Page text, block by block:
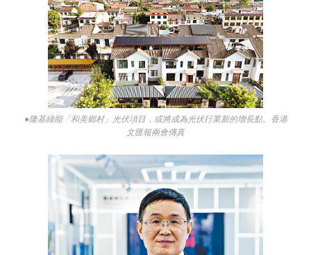
●隆基綠能「和美鄉村」光伏項目，或將成為光伏行業新的增長點。香港
文匯報兩會傳真